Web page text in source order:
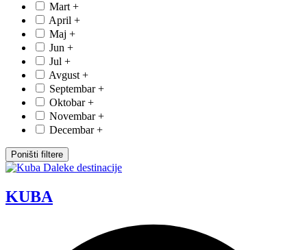
Mart +
April +
Maj +
Jun +
Jul +
Avgust +
Septembar +
Oktobar +
Novembar +
Decembar +
Poništi filtere
KUBA